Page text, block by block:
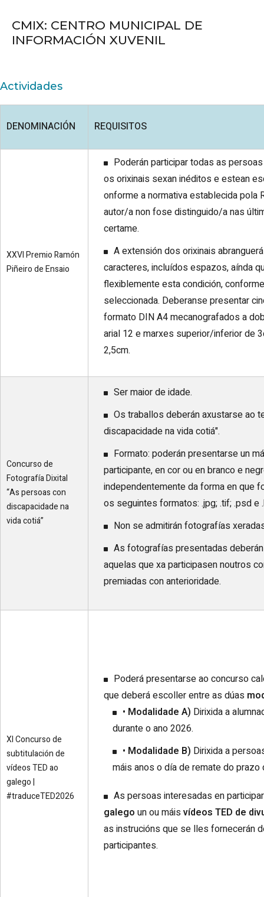
CMIX: CENTRO MUNICIPAL DE
INFORMACIÓN XUVENIL
Actividades
DENOMINACIÓN REQUISITOS
XXVI Premio Ramón
Piñeiro de Ensaio
Poderán participar todas as
os orixinais sexan inéditos e estean
onforme a normativa establecida pola
autor/a non fose distinguido/a nas
certame.
A extensión dos orixinais
caracteres, incluídos espazos, aínda
flexiblemente esta condición,
seleccionada. Deberanse presentar
formato DIN A4 mecanografados a
arial 12 e marxes superior/inferior de
2,5cm.
Concurso de
Fotografía Dixital
“As persoas con
discapacidade na
vida cotiá”
Ser maior de idade.
Os traballos deberán axustarse ao
discapacidade na vida cotiá".
Formato: poderán presentarse un
participante, en cor ou en branco e
independentemente da forma en que
os seguintes formatos: .jpg; .tif; .psd e
Non se admitirán fotografías
As fotografías presentadas
aquelas que xa participasen noutros
premiadas con anterioridade.
XI Concurso de
subtitulación de
vídeos TED ao
galego |
#traduceTED2026
Poderá presentarse ao concurso
que deberá escoller entre as dúas
• Modalidade A) Dirixida a
durante o ano 2026.
• Modalidade B) Dirixida a
máis anos o día de remate do prazo
As persoas interesadas en
galego un ou máis vídeos TED de
as instrucións que se lles fornecerán
participantes.